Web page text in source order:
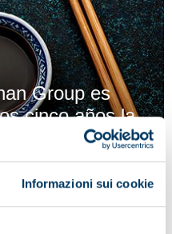
Informazioni sui cookie
Group es
cinco años la
de proteínas
más grande
servicio de asistencia